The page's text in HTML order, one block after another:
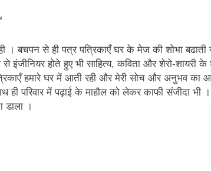
। बचपन से ही पत्र पत्रिकाएँ घर के मेज की शोभा
इंजीनियर होते हुए भी साहित्य, कविता और शेरो-शायरी
हमारे घर में आती रही और मेरी सोच और अनुभव का
ही परिवार में पढ़ाई के माहौल को लेकर काफी संजीदा
डाला ।